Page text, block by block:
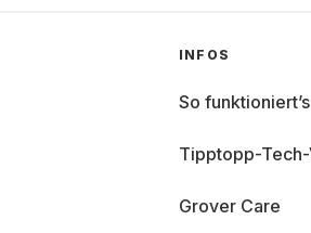
INFOS
So funktioniert’s
Tipptopp-
Grover Care